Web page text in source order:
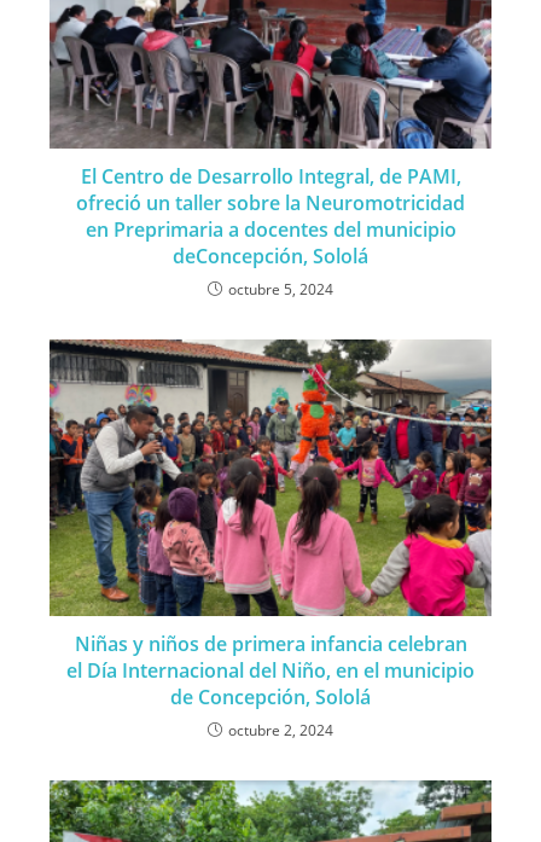
El Centro de Desarrollo Integral, de PAMI,
ofreció un taller sobre la Neuromotricidad
en Preprimaria a docentes del municipio
deConcepción, Sololá
octubre 5, 2024
Niñas y niños de primera infancia celebran
el Día Internacional del Niño, en el municipio
de Concepción, Sololá
octubre 2, 2024